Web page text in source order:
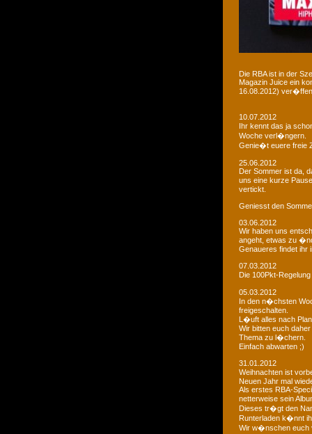
Die RBA ist in der
Magazin Juice ein
16.08.2012)
10.07.2012
Ihr kennt das ja
Woche verl�ngern.
Genie�t euere freie
25.06.2012
Der Sommer ist da,
uns eine kurze
vertickt.
Geniesst den
03.06.2012
Wir haben uns
angeht, etwas zu
Genaueres findet ihr
07.03.2012
Die 100Pkt-
05.03.2012
In den n�chsten
freigeschalten.
L�uft alles nach
Wir bitten euch
Thema zu l�chern.
Einfach abwarten ;)
31.01.2012
Weihnachten ist
Neuen Jahr mal
Als erstes RBA-
netterweise sein
Dieses tr�gt den
Runterladen k�nnt
Wir w�nschen